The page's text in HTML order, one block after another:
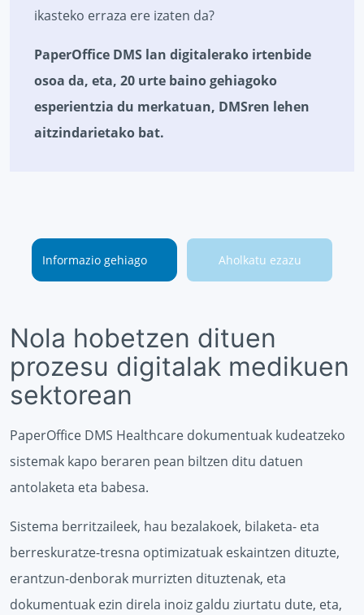
ikasteko erraza ere izaten da?
PaperOffice DMS lan digitalerako irtenbide
osoa da, eta, 20 urte baino gehiagoko
esperientzia du merkatuan, DMSren lehen
aitzindarietako bat.
Informazio gehiago Aholkatu ezazu
Nola hobetzen dituen
prozesu digitalak medikuen
sektorean
PaperOffice DMS Healthcare dokumentuak kudeatzeko
sistemak kapo beraren pean biltzen ditu datuen
antolaketa eta babesa.
Sistema berritzaileek, hau bezalakoek, bilaketa- eta
berreskuratze-tresna optimizatuak eskaintzen dituzte,
erantzun-denborak murrizten dituztenak, eta
dokumentuak ezin direla inoiz galdu ziurtatu dute, eta,